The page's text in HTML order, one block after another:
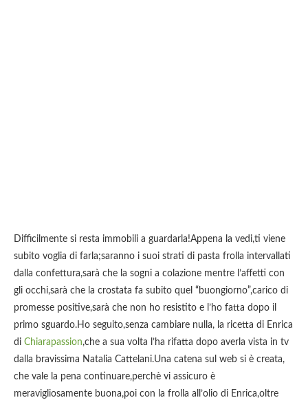
Difficilmente si resta immobili a guardarla!Appena la vedi,ti viene
subito voglia di farla;saranno i suoi strati di pasta frolla intervallati
dalla confettura,sarà che la sogni a colazione mentre l’affetti con
gli occhi,sarà che la crostata fa subito quel “buongiorno”,carico di
promesse positive,sarà che non ho resistito e l’ho fatta dopo il
primo sguardo.Ho seguito,senza cambiare nulla, la ricetta di Enrica
di Chiarapassion,che a sua volta l’ha rifatta dopo averla vista in tv
dalla bravissima Natalia Cattelani.Una catena sul web si è creata,
che vale la pena continuare,perchè vi assicuro è
meravigliosamente buona,poi con la frolla all’olio di Enrica,oltre